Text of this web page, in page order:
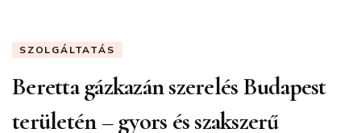
SZOLGÁLTATÁS
Beretta gázkazán szerelés Budapest
területén – gyors és szakszerű